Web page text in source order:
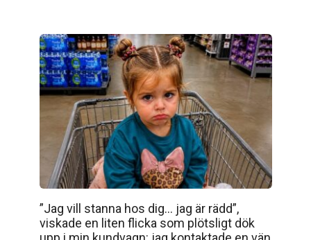
”Jag vill stanna hos dig… jag är rädd”,
viskade en liten flicka som plötsligt dök